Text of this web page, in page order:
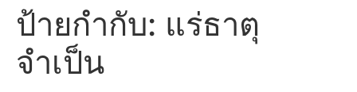
ป้ายกำกับ: แร่ธาตุ
จำเป็น